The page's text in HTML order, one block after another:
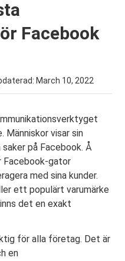
Facebook
March 10, 2022
Människor visar sin
på Facebook. Å
Facebook-gator
med sina kunder.
ett populärt varumärke
det en exakt
för alla företag. Det är
en